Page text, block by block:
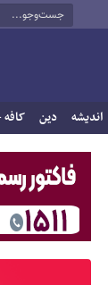
اندیشه دین